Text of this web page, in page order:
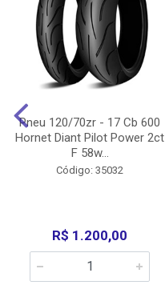
Pneu 120/70zr - 17 Cb 600
Hornet Diant Pilot Power 2ct
F 58w...
Código: 35032
R$ 1.200,00